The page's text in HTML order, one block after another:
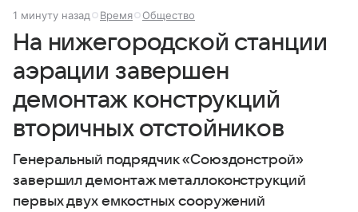
1 минуту назад Время Общество
На нижегородской станции
аэрации завершен
демонтаж конструкций
вторичных отстойников
Генеральный подрядчик «Союздонстрой»
завершил демонтаж металлоконструкций
первых двух емкостных сооружений